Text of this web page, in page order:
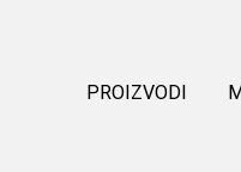
PROIZVODI